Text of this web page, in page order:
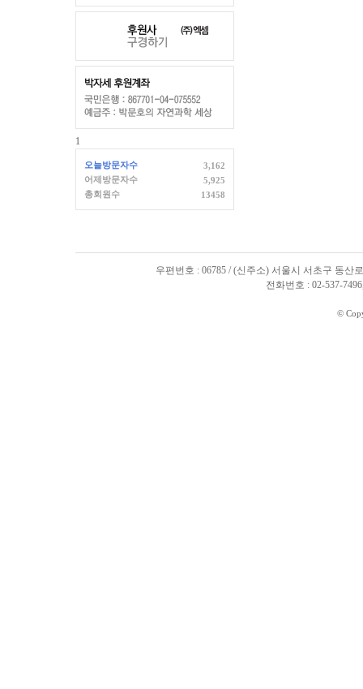
1
오늘방문자수
3,162
어제방문자수
5,925
총회원수
13458
우편번호 : 06785 / (신주소) 서울시 서초구 동산
전화번호 : 02-537-
©